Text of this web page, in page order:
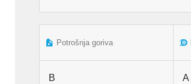
Potrošnja goriva
B A